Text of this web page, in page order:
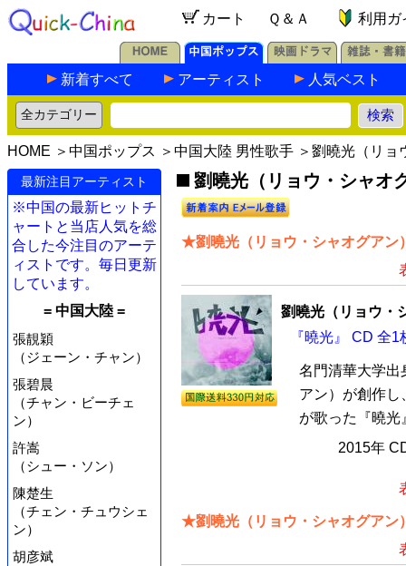
カート Ｑ＆Ａ 利用ガ
新着すべて アーティスト 人気ベスト
HOME ＞ 中国ポップス ＞ 中国大陸 男性歌手 ＞劉曉光（リョ
最新注目アーティスト
※中国の最新ヒットチ
ャートと当店人気を総
合した今注目のアーテ
ィストです。毎日更新
しています。
= 中国大陸 =
張靚穎
（ジェーン・チャン）
張碧晨
（チャン・ビーチェ
ン）
許嵩
（シュー・ソン）
陳楚生
（チェン・チュウシェ
ン）
胡彦斌
劉曉光（リョウ・シャオ
★劉曉光（リョウ・シャオグアン
劉曉光（リョウ・
『曉光』 CD 全1
名門清華大学
アン）が創作し
が歌った『曉光
2015年
★劉曉光（リョウ・シャオグアン